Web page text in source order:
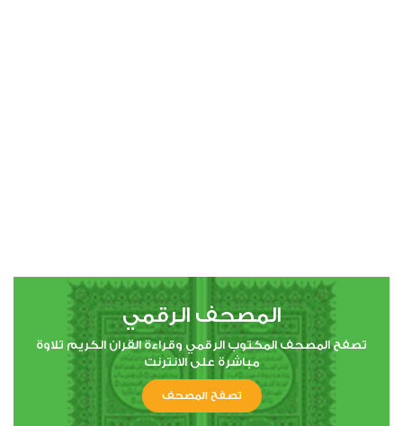
الأنعام
47074استماع 1اعجاب
المصحف الرقمي
تصفح المصحف المكتوب الرقمي وقراءة القران الكريم تلاوة
مباشرة على الانترنت
تصفح المصحف